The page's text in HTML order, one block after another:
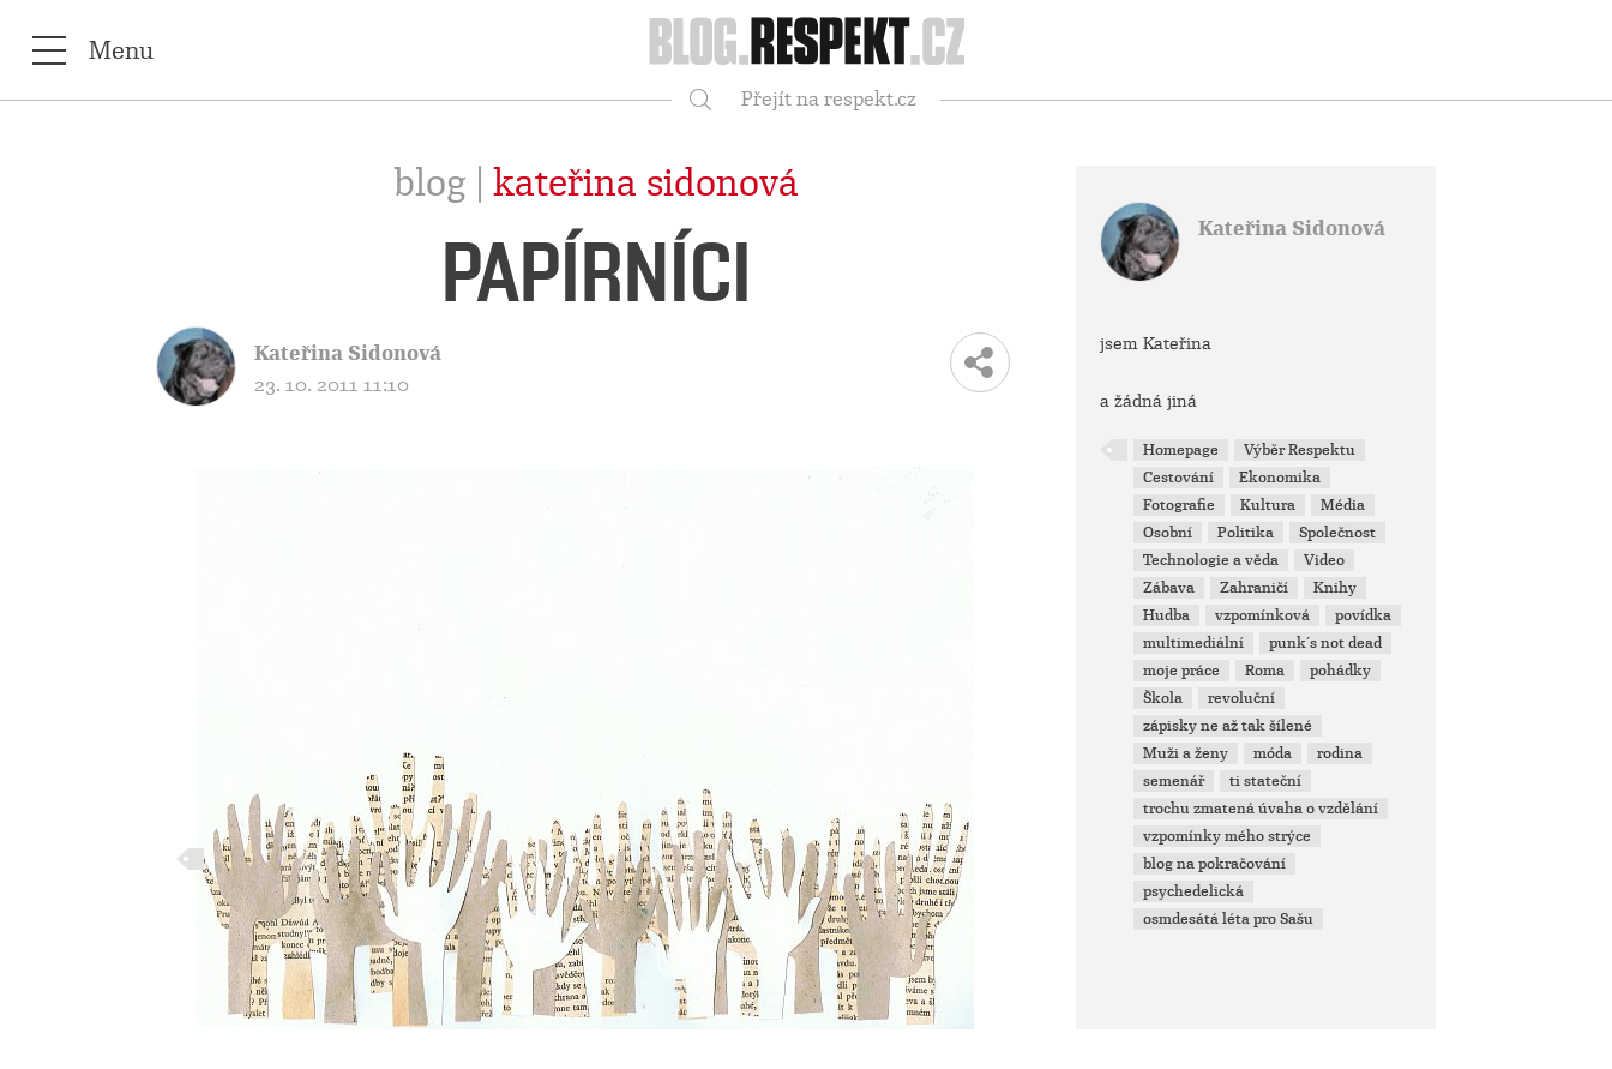
Respekt
Menu
Přejít na respekt.cz
blog | kateřina sidonová
PAPÍRNÍCI
Kateřina Sidonová
23. 10. 2011 11:10
Kateřina Sidonová
jsem Kateřina
a žádná jiná
Homepage
Výběr Respektu
Cestování
Ekonomika
Fotografie
Kultura
Média
Osobní
Politika
Společnost
Technologie a věda
Video
Zábava
Zahraničí
Knihy
Hudba
vzpomínková
povídka
multimediální
punk´s not dead
moje práce
Roma
pohádky
Škola
revoluční
zápisky ne až tak šílené
Muži a ženy
móda
rodina
semenář
ti stateční
trochu zmatená úvaha o vzdělání
vzpomínky mého strýce
blog na pokračování
psychedelická
osmdesátá léta pro Sašu